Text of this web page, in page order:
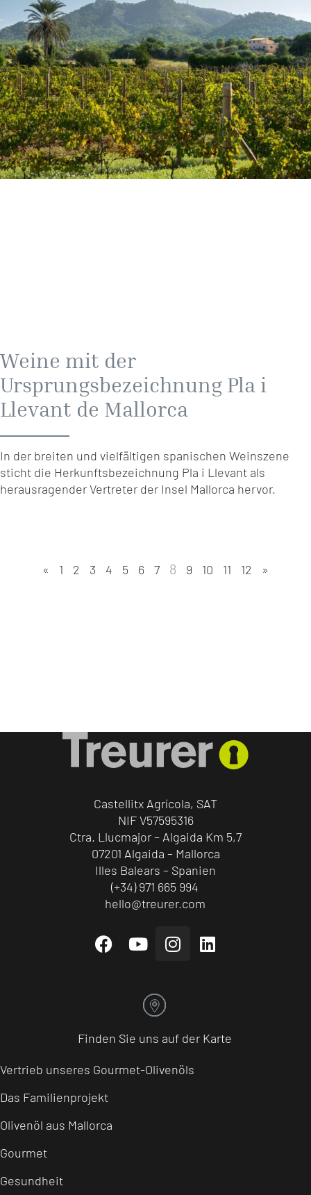
Weine mit der
Ursprungsbezeichnung Pla i
Llevant de Mallorca
In der breiten und vielfältigen spanischen Weinszene
sticht die Herkunftsbezeichnung Pla i Llevant als
herausragender Vertreter der Insel Mallorca hervor.
« 1 2 3 4 5 6 7 8 9 10 11 12 »
Castellitx Agrícola, SAT
NIF V57595316
Ctra. Llucmajor – Algaida Km 5,7
07201 Algaida – Mallorca
Illes Balears – Spanien
(+34) 971 665 994
hello@treurer.com
Finden Sie uns auf der Karte
Vertrieb unseres Gourmet-Olivenöls
Das Familienprojekt
Olivenöl aus Mallorca
Gourmet
Gesundheit